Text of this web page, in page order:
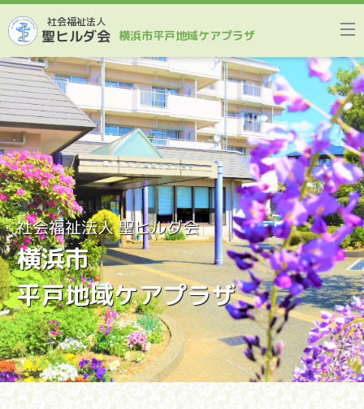
社会福祉法人
聖ヒルダ会 横浜市平戸地域ケアプラザ
社会福祉法人 聖ヒルダ会
横浜市
平戸地域ケアプラザ